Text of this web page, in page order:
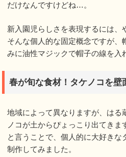
だけなんですけどね…。
新入園児らしさを表現するには、
そんな個人的な固定概念ですが、
みに油性マジックで帽子の線を入
春が旬な食材！タケノコを壁
地域によって異なりますが、はる
ノコが土からぴょっこり出てきま
と言うことで、個人的に大好きな
制作してみました。